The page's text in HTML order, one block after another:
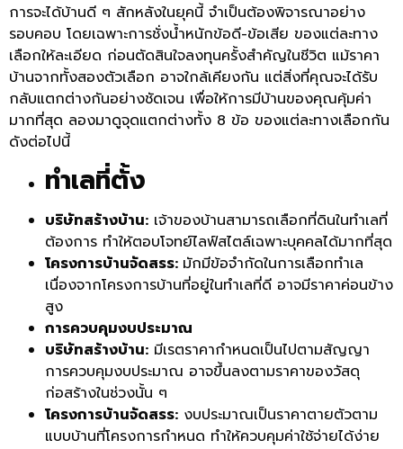
การจะได้บ้านดี ๆ สักหลังในยุคนี้ จำเป็นต้องพิจารณาอย่าง
รอบคอบ โดยเฉพาะการชั่งน้ำหนักข้อดี-ข้อเสีย ของแต่ละทาง
เลือกให้ละเอียด ก่อนตัดสินใจลงทุนครั้งสำคัญในชีวิต แม้ราคา
บ้านจากทั้งสองตัวเลือก อาจใกล้เคียงกัน แต่สิ่งที่คุณจะได้รับ
กลับแตกต่างกันอย่างชัดเจน เพื่อให้การมีบ้านของคุณคุ้มค่า
มากที่สุด ลองมาดูจุดแตกต่างทั้ง 8 ข้อ ของแต่ละทางเลือกกัน
ดังต่อไปนี้
ทำเลที่ตั้ง
บริษัทสร้างบ้าน: เจ้าของบ้านสามารถเลือกที่ดินในทำเลที่
ต้องการ ทำให้ตอบโจทย์ไลฟ์สไตล์เฉพาะบุคคลได้มากที่สุด
โครงการบ้านจัดสรร: มักมีข้อจำกัดในการเลือกทำเล
เนื่องจากโครงการบ้านที่อยู่ในทำเลที่ดี อาจมีราคาค่อนข้าง
สูง
การควบคุมงบประมาณ
บริษัทสร้างบ้าน: มีเรตราคากำหนดเป็นไปตามสัญญา
การควบคุมงบประมาณ อาจขึ้นลงตามราคาของวัสดุ
ก่อสร้างในช่วงนั้น ๆ
โครงการบ้านจัดสรร: งบประมาณเป็นราคาตายตัวตาม
แบบบ้านที่โครงการกำหนด ทำให้ควบคุมค่าใช้จ่ายได้ง่าย